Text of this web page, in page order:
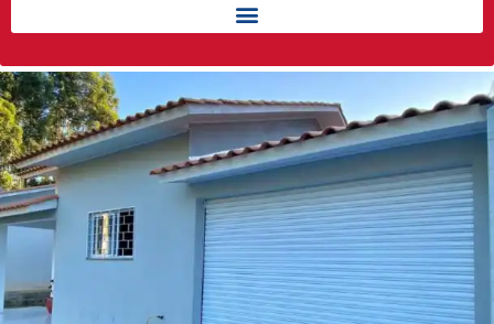
Início
Produtos
Porta de Enrolar Automática
Automatizadores
Acessórios Para Portas de
Enrolar
Pintura eletrostática
Portfólio
Contato